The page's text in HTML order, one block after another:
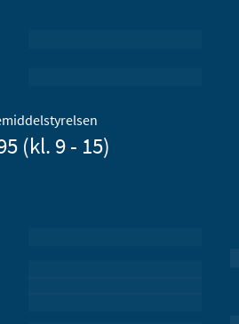
(kl. 9 - 15)